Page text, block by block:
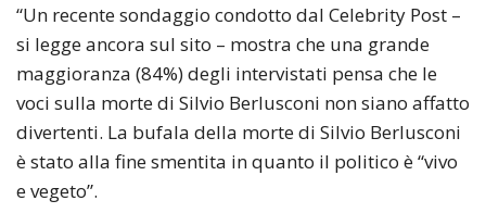
“Un recente sondaggio condotto dal Celebrity Post –
si legge ancora sul sito – mostra che una grande
maggioranza (84%) degli intervistati pensa che le
voci sulla morte di Silvio Berlusconi non siano affatto
divertenti. La bufala della morte di Silvio Berlusconi
è stato alla fine smentita in quanto il politico è “vivo
e vegeto”.